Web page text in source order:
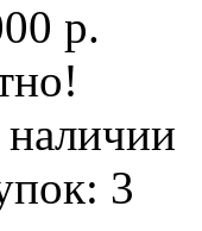
р.
наличии
3